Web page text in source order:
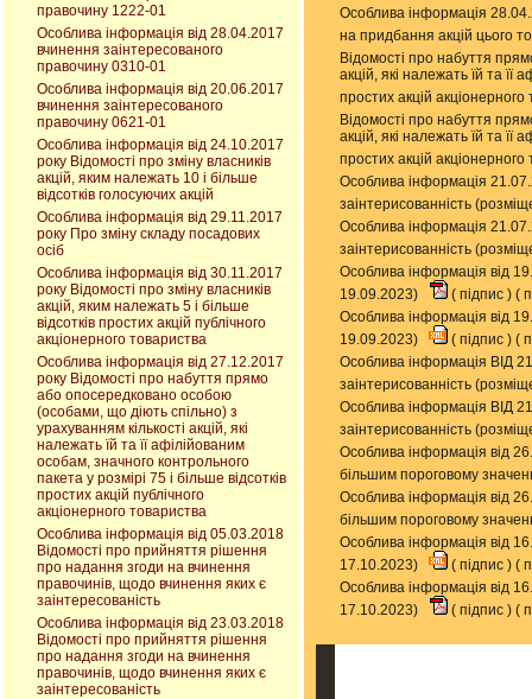
правочину 1222-01
Особлива інформація від 28.04.2017
вчинення заінтересованого
правочину 0310-01
Особлива інформація від 20.06.2017
вчинення заінтересованого
правочину 0621-01
Особлива інформація від 24.10.2017
року Відомості про зміну власників
акцій, яким належать 10 і більше
відсотків голосуючих акцій
Особлива інформація від 29.11.2017
року Про зміну складу посадових
осіб
Особлива інформація від 30.11.2017
року Відомості про зміну власників
акцій, яким належать 5 і більше
відсотків простих акцій публічного
акціонерного товариства
Особлива інформація від 27.12.2017
року Відомості про набуття прямо
або опосередковано особою
(особами, що діють спільно) з
урахуванням кількості акцій, які
належать їй та її афілійованим
особам, значного контрольного
пакета у розмірі 75 і більше відсотків
простих акцій публічного
акціонерного товариства
Особлива інформація від 05.03.2018
Відомості про прийняття рішення
про надання згоди на вчинення
правочинів, щодо вчинення яких є
заінтересованість
Особлива інформація від 23.03.2018
Відомості про прийняття рішення
про надання згоди на вчинення
правочинів, щодо вчинення яких є
заінтересованість
Особлива інформація
на придбання акцій цього
Відомості про набуття
акцій, які належать їй та її
простих акцій
Відомості про набуття
акцій, які належать їй та її
простих акцій
Особлива інформація
заінтерисованність
Особлива інформація
заінтерисованність
Особлива інформація від
19.09.2023)
( підпис ) (
Особлива інформація від
19.09.2023)
( підпис ) (
Особлива інформація ВІД
заінтерисованність
Особлива інформація ВІД
заінтерисованність
Особлива інформація від
більшим пороговому
Особлива інформація від
більшим пороговому
Особлива інформація від
17.10.2023)
( підпис ) (
Особлива інформація від
17.10.2023)
( підпис ) (